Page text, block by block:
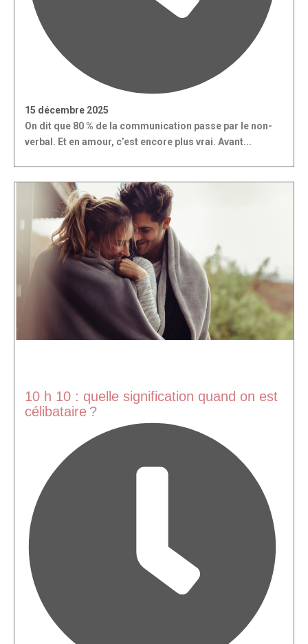
15 décembre 2025
On dit que 80 % de la communication passe par le non-
verbal. Et en amour, c’est encore plus vrai. Avant...
10 h 10 : quelle signification quand on est
célibataire ?